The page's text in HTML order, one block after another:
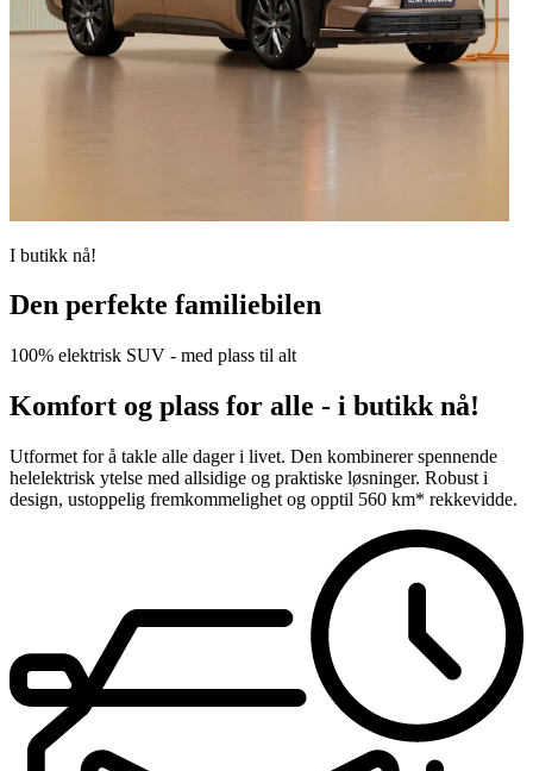
I butikk nå!
Den perfekte familiebilen
100% elektrisk SUV - med plass til alt
Komfort og plass for alle - i butikk nå!
Utformet for å takle alle dager i livet. Den kombinerer spennende
helelektrisk ytelse med allsidige og praktiske løsninger. Robust i
design, ustoppelig fremkommelighet og opptil 560 km* rekkevidde.